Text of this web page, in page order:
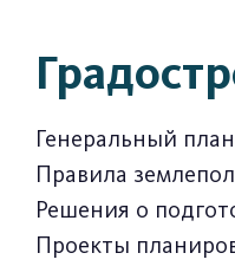
Генеральный
Правила
Решения о
Проекты